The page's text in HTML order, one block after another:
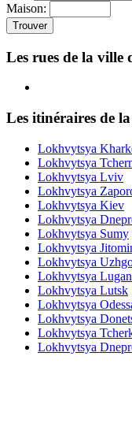
Maison:
Trouver
Les rues de la ville
Les itinéraires de
Lokhvytsya
Lokhvytsya
Lokhvytsya Lviv
Lokhvytsya
Lokhvytsya Kiev
Lokhvytsya
Lokhvytsya Sumy
Lokhvytsya
Lokhvytsya
Lokhvytsya
Lokhvytsya Lutsk
Lokhvytsya
Lokhvytsya
Lokhvytsya
Lokhvytsya